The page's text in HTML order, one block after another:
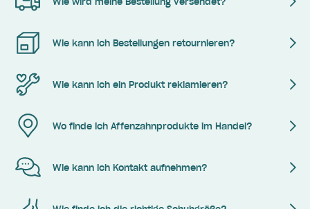
Wie kann ich Bestellungen retournieren?
Wie kann ich ein Produkt reklamieren?
Wo finde ich Affenzahnprodukte im Handel?
Wie kann ich Kontakt aufnehmen?